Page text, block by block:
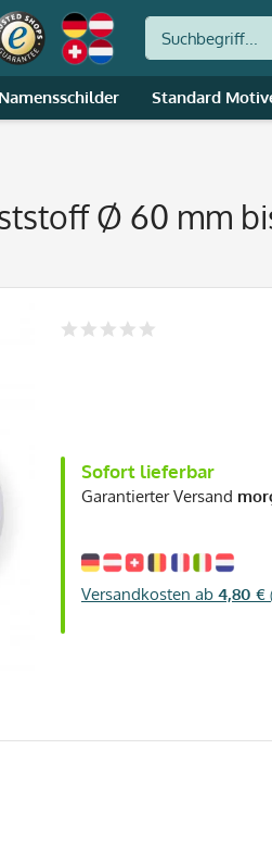
Namensschilder Standard
Ø 60 mm
Sofort lieferbar
Garantierter Versand
Versandkosten ab 4,80 €